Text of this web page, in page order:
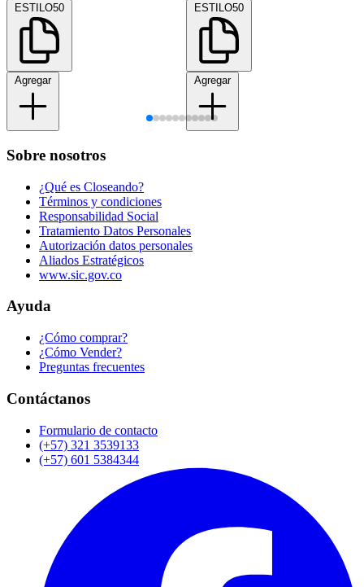
ESTILO50
Agregar
ESTILO50
Agregar
Sobre nosotros
¿Qué es Closeando?
Términos y condiciones
Responsabilidad Social
Tratamiento Datos Personales
Autorización datos personales
Aliados Estratégicos
www.sic.gov.co
Ayuda
¿Cómo comprar?
¿Cómo Vender?
Preguntas frecuentes
Contáctanos
Formulario de contacto
(+57) 321 3539133
(+57) 601 5384344